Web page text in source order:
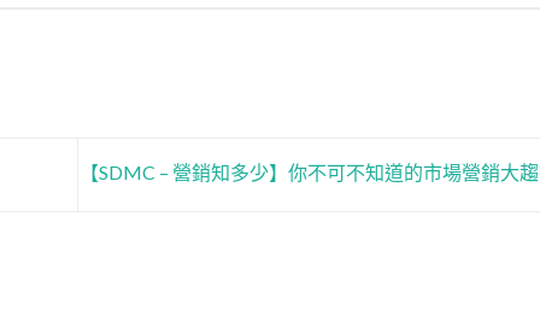
【SDMC – 營銷知多少】你不可不知道的市場營銷大趨